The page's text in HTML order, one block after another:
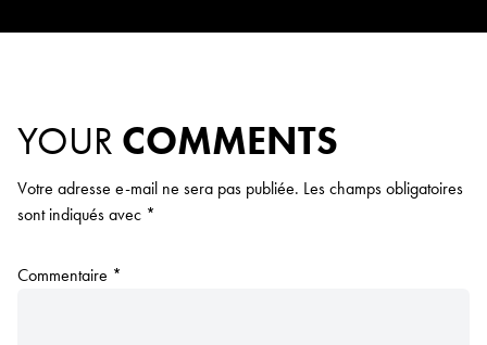
YOUR COMMENTS
Votre adresse e-mail ne sera pas publiée. Les champs obligatoires
sont indiqués avec *
Commentaire *